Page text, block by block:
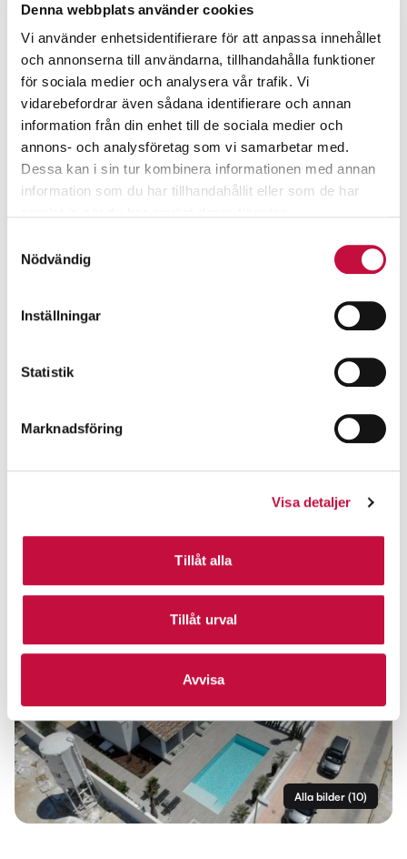
Denna webbplats använder cookies
Vi använder enhetsidentifierare för att anpassa innehållet
och annonserna till användarna, tillhandahålla funktioner
för sociala medier och analysera vår trafik. Vi
vidarebefordrar även sådana identifierare och annan
information från din enhet till de sociala medier och
annons- och analysföretag som vi samarbetar med.
Dessa kan i sin tur kombinera informationen med annan
information som du har tillhandahållit eller som de har
Nödvändig
Inställningar
Statistik
Marknadsföring
Visa detaljer
Tillåt alla
Tillåt urval
Avvisa
Alla bilder (10)